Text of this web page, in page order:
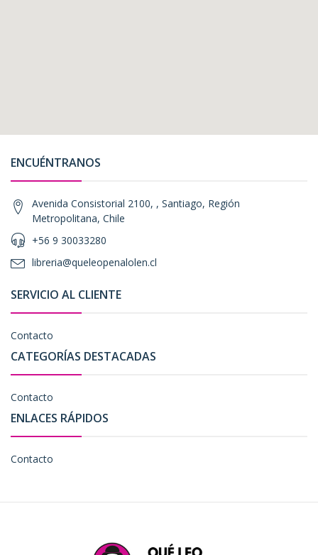
ENCUÉNTRANOS
Avenida Consistorial 2100, , Santiago, Región
Metropolitana, Chile
+56 9 30033280
libreria@queleopenalolen.cl
SERVICIO AL CLIENTE
Contacto
CATEGORÍAS DESTACADAS
Contacto
ENLACES RÁPIDOS
Contacto